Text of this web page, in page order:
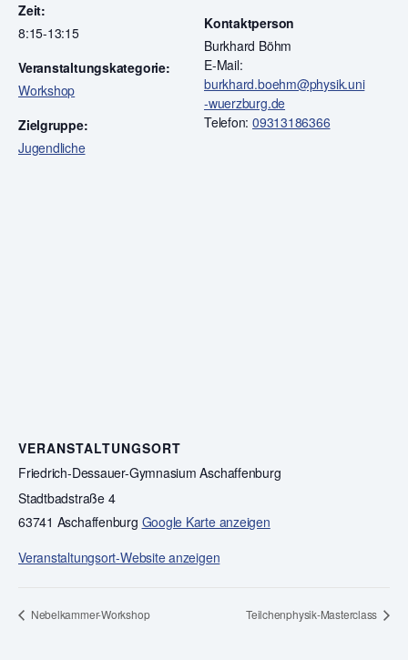
Zeit:
8:15-13:15
Veranstaltungskategorie:
Workshop
Zielgruppe:
Jugendliche
Kontaktperson
Burkhard Böhm
E-Mail:
burkhard.boehm@physik.uni
-wuerzburg.de
Telefon: 09313186366
VERANSTALTUNGSORT
Friedrich-Dessauer-Gymnasium Aschaffenburg
Stadtbadstraße 4
63741 Aschaffenburg Google Karte anzeigen
Veranstaltungsort-Website anzeigen
Nebelkammer-Workshop Teilchenphysik-Masterclass